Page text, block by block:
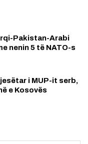
Pakistan-Arabi
nenin 5 të NATO-s
i MUP-it serb,
e Kosovës